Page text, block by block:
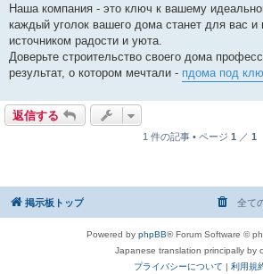
記
Наша компания - это ключ к вашему
каждый уголок вашего дома станет для вас
источником радости и уюта.
Доверьте строительство своего дома
результат, о котором мечтали - пдома под
返信する
1 件の記事 • ページ 1 ／ 1
掲示板トップ 全て
Powered by phpBB® Forum Software ©
Japanese translation principally by
プライバシーについて | 利用規